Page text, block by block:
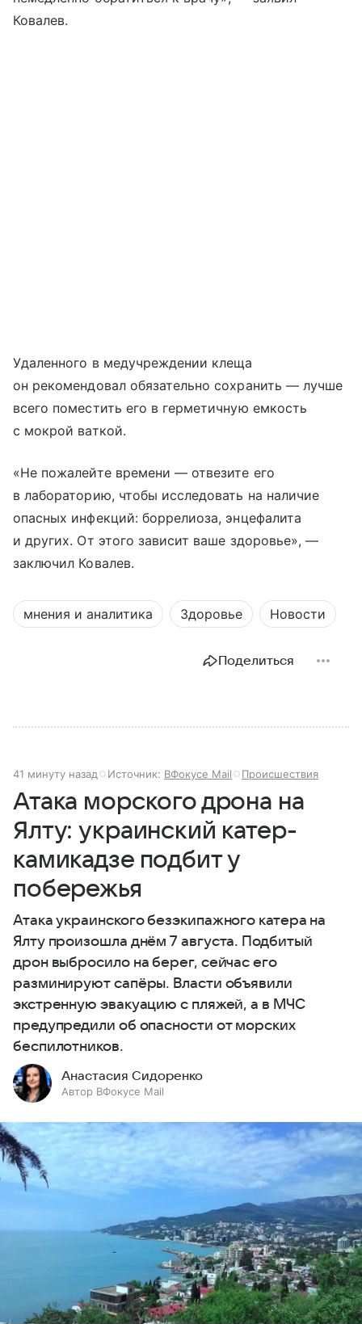
Ковалев.
Удаленного в медучреждении клеща
он рекомендовал обязательно сохранить — лучше
всего поместить его в герметичную емкость
с мокрой ваткой.
«Не пожалейте времени — отвезите его
в лабораторию, чтобы исследовать на наличие
опасных инфекций: боррелиоза, энцефалита
и других. От этого зависит ваше здоровье», —
заключил Ковалев.
мнения и аналитика Здоровье Новости
Поделиться
41 минуту назад Источник: ВФокусе Mail Происшествия
Атака морского дрона на
Ялту: украинский катер-
камикадзе подбит у
побережья
Атака украинского безэкипажного катера на
Ялту произошла днём 7 августа. Подбитый
дрон выбросило на берег, сейчас его
разминируют сапёры. Власти объявили
экстренную эвакуацию с пляжей, а в МЧС
предупредили об опасности от морских
беспилотников.
Анастасия Сидоренко
Автор ВФокусе Mail